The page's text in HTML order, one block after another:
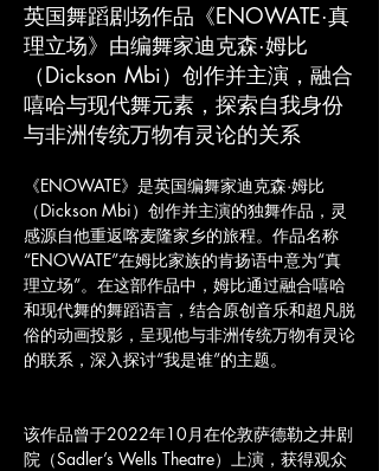
英国舞蹈剧场作品《ENOWATE·真
理立场》由编舞家迪克森·姆比
（Dickson Mbi）创作并主演，融合
嘻哈与现代舞元素，探索自我身份
与非洲传统万物有灵论的关系
《ENOWATE》是英国编舞家迪克森·姆比
（Dickson Mbi）创作并主演的独舞作品，灵
感源自他重返喀麦隆家乡的旅程。作品名称
“ENOWATE”在姆比家族的肯扬语中意为“真
理立场”。在这部作品中，姆比通过融合嘻哈
和现代舞的舞蹈语言，结合原创音乐和超凡脱
俗的动画投影，呈现他与非洲传统万物有灵论
的联系，深入探讨“我是谁”的主题。
该作品曾于2022年10月在伦敦萨德勒之井剧
院（Sadler’s Wells Theatre）上演，获得观众